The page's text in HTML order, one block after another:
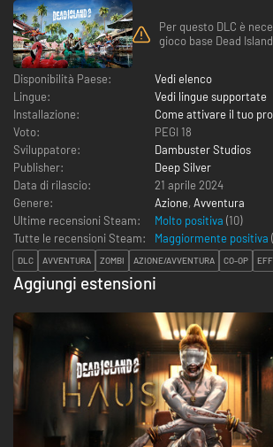
Per questo DLC è
gioco base Dead
Disponibilità Paese:
Vedi elenco
Lingue:
Vedi lingue supportate
Installazione:
Come attivare il tuo
Voto:
PEGI 18
Sviluppatore:
Dambuster Studios
Publisher:
Deep Silver
Data di rilascio:
21 aprile 2024
Genere:
Azione, Avventura
Ultime recensioni Steam:
Molto positiva (10)
Tutte le recensioni Steam:
Maggiormente positiva (
DLC AVVENTURA ZOMBI AZIONE/AVVENTURA CO-OP
Aggiungi estensioni